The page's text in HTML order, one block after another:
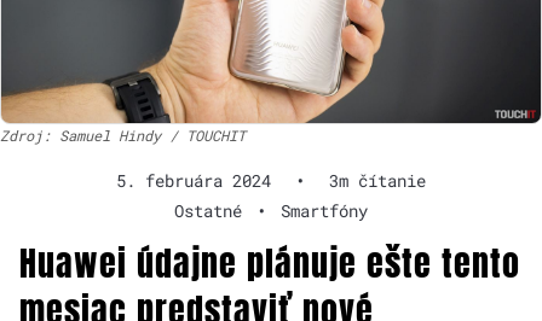
Zdroj: Samuel Hindy / TOUCHIT
5. februára 2024 •
3m čítanie
Ostatné
• Smartfóny
Huawei údajne plánuje ešte tento
mesiac predstaviť nové